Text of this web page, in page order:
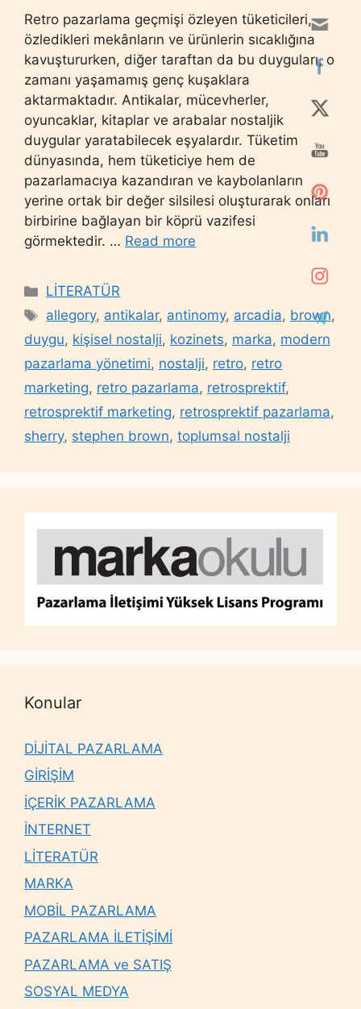
Retro pazarlama geçmişi özleyen tüketicileri,
özledikleri mekânların ve ürünlerin sıcaklığına
kavuştururken, diğer taraftan da bu duyguları, o
zamanı yaşamamış genç kuşaklara
aktarmaktadır. Antikalar, mücevherler,
oyuncaklar, kitaplar ve arabalar nostaljik
duygular yaratabilecek eşyalardır. Tüketim
dünyasında, hem tüketiciye hem de
pazarlamacıya kazandıran ve kaybolanların
yerine ortak bir değer silsilesi oluşturarak onları
birbirine bağlayan bir köprü vazifesi
görmektedir. … Read more
Categories
LİTERATÜR
Tags
allegory, antikalar, antinomy, arcadia, brown,
duygu, kişisel nostalji, kozinets, marka, modern
pazarlama yönetimi, nostalji, retro, retro
marketing, retro pazarlama, retrosprektif,
retrosprektif marketing, retrosprektif pazarlama,
sherry, stephen brown, toplumsal nostalji
Konular
DİJİTAL PAZARLAMA
GİRİŞİM
İÇERİK PAZARLAMA
İNTERNET
LİTERATÜR
MARKA
MOBİL PAZARLAMA
PAZARLAMA İLETİŞİMİ
PAZARLAMA ve SATIŞ
SOSYAL MEDYA